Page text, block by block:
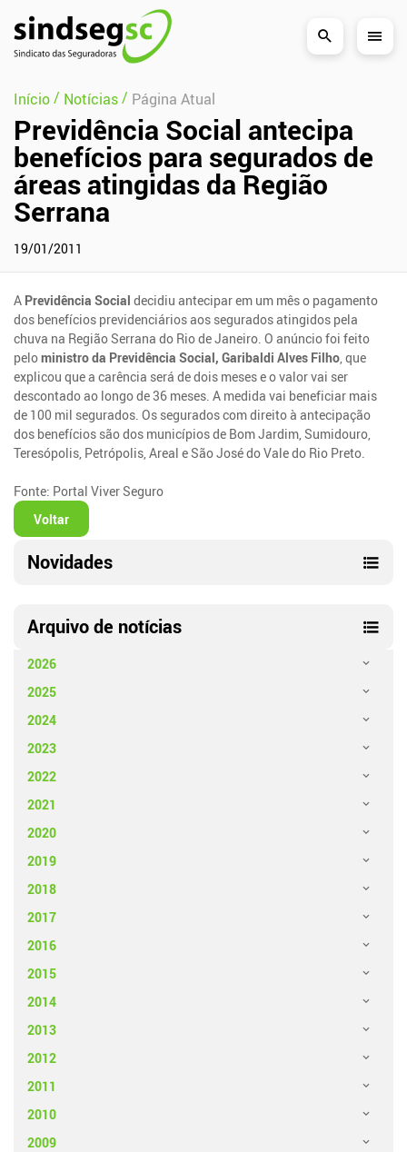
Pular Navegação (s)
Início/ Notícias/ Página Atual
Previdência Social antecipa
benefícios para segurados de
áreas atingidas da Região
Serrana
19/01/2011
A Previdência Social decidiu antecipar em um mês o pagamento
dos benefícios previdenciários aos segurados atingidos pela
chuva na Região Serrana do Rio de Janeiro. O anúncio foi feito
peloministro da Previdência Social, Garibaldi Alves Filho , que
explicou que a carência será de dois meses e o valor vai ser
descontado ao longo de 36 meses. A medida vai beneficiar mais
de 100 mil segurados. Os segurados com direito à antecipação
dos benefícios são dos municípios de Bom Jardim, Sumidouro,
Teresópolis, Petrópolis, Areal e São José do Vale do Rio Preto.
Fonte: Portal Viver Seguro
Voltar
Novidades
Arquivo de notícias
2026
2025
2024
2023
2022
2021
2020
2019
2018
2017
2016
2015
2014
2013
2012
2011
2010
2009